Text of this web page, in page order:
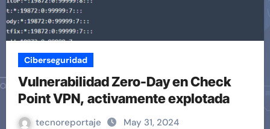
Ciberseguridad
Vulnerabilidad Zero-Day en Check
Point VPN, activamente explotada
tecnoreportaje May 31, 2024